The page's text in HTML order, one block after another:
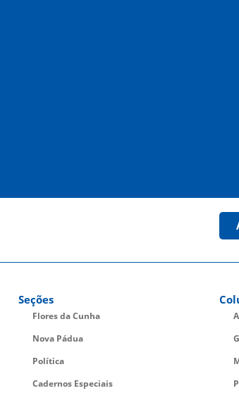
Seções
Flores da Cunha
Nova Pádua
Política
Cadernos Especiais